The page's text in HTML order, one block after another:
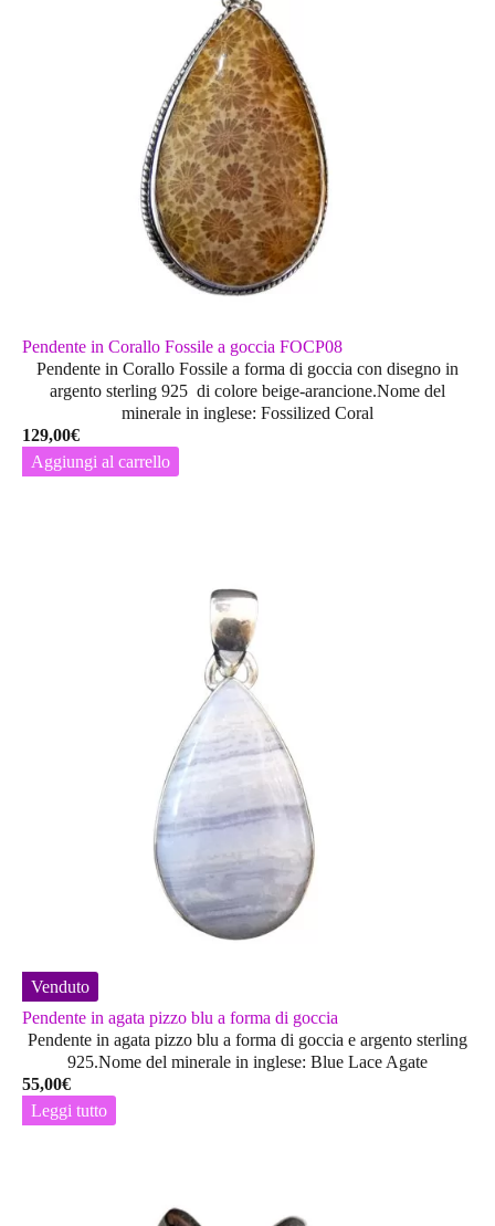
Pendente in Corallo Fossile a goccia FOCP08
Pendente in Corallo Fossile a forma di goccia con disegno in
argento sterling 925 di colore beige-arancione.Nome del
minerale in inglese: Fossilized Coral
129,00€
Aggiungi al carrello
Venduto
Pendente in agata pizzo blu a forma di goccia
Pendente in agata pizzo blu a forma di goccia e argento sterling
925.Nome del minerale in inglese: Blue Lace Agate
55,00€
Leggi tutto